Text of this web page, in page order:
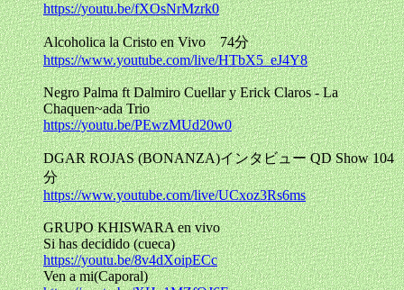
https://youtu.be/fXOsNrMzrk0
Alcoholica la Cristo en Vivo 74分
https://www.youtube.com/live/HTbX5_eJ4Y8
Negro Palma ft Dalmiro Cuellar y Erick Claros - La
Chaquen~ada Trio
https://youtu.be/PEwzMUd20w0
DGAR ROJAS (BONANZA)インタビュー QD Show 104
分
https://www.youtube.com/live/UCxoz3Rs6ms
GRUPO KHISWARA en vivo
Si has decidido (cueca)
https://youtu.be/8v4dXoipECc
Ven a mi(Caporal)